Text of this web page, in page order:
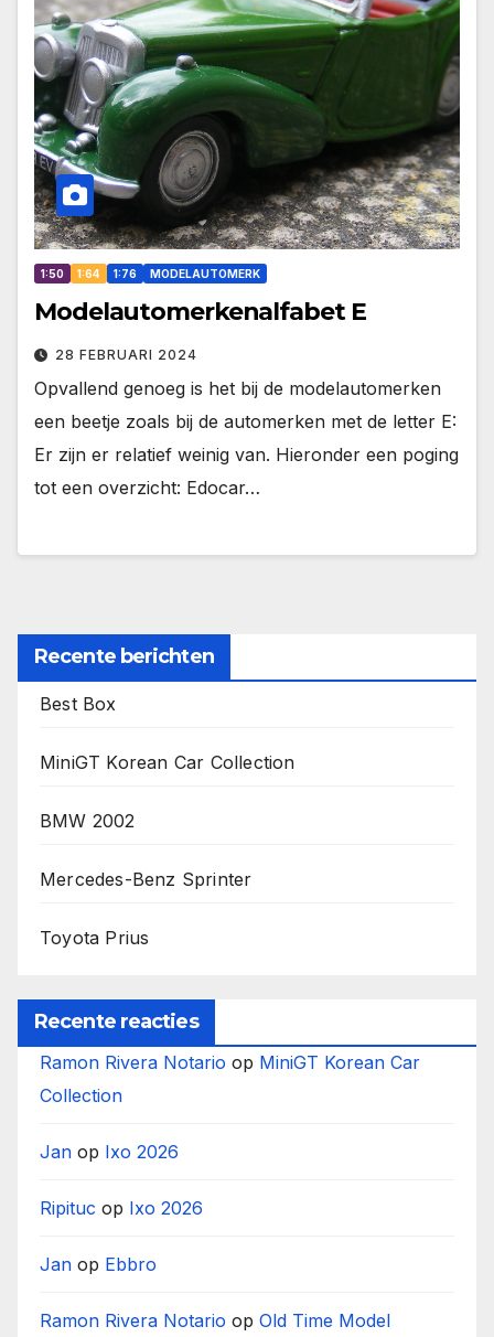
1:50 1:64 1:76 MODELAUTOMERK
Modelautomerkenalfabet E
28 FEBRUARI 2024
Opvallend genoeg is het bij de modelautomerken
een beetje zoals bij de automerken met de letter E:
Er zijn er relatief weinig van. Hieronder een poging
tot een overzicht: Edocar…
Recente berichten
Best Box
MiniGT Korean Car Collection
BMW 2002
Mercedes-Benz Sprinter
Toyota Prius
Recente reacties
Ramon Rivera Notario op MiniGT Korean Car
Collection
Jan op Ixo 2026
Ripituc op Ixo 2026
Jan op Ebbro
Ramon Rivera Notario op Old Time Model